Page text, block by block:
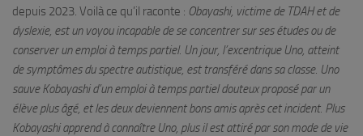
depuis 2023. Voilà ce qu’il raconte : Obayashi, victime de TDAH et de
dyslexie, est un voyou incapable de se concentrer sur ses études ou de
conserver un emploi à temps partiel. Un jour, l’excentrique Uno, atteint
de symptômes du spectre autistique, est transféré dans sa classe. Uno
sauve Kobayashi d’un emploi à temps partiel douteux proposé par un
élève plus âgé, et les deux deviennent bons amis après cet incident. Plus
Kobayashi apprend à connaître Uno, plus il est attiré par son mode de vie